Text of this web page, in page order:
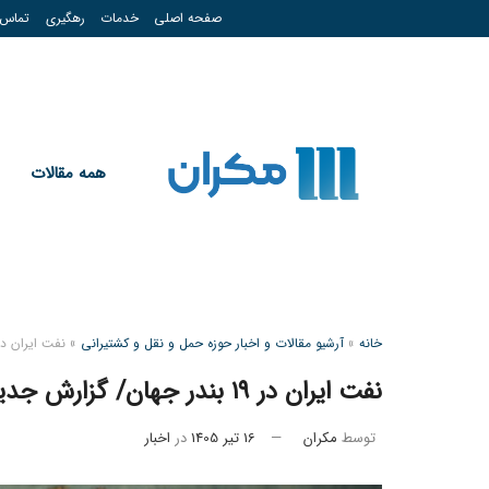
صفحه اصلی خدمات رهگیری تماس
همه مقالات
خانه »آرشیو مقالات و اخبار حوزه حمل و نقل و کشتیرانی »نفت ایران در ۱۹ بندر جهان/ گزارش جدید آمریکا از شبکه گسترده
نفت ایران در ۱۹ بندر جهان/ گزارش جدید آمریکا از شبکه گسترده صادرات انرژی ایران
توسط مکران 16 تیر 1405 در اخبار